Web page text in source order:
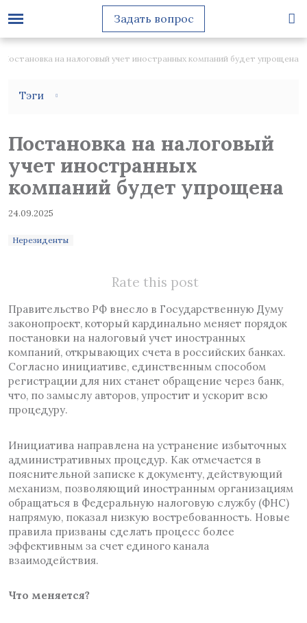
Задать вопрос
Постановка на налоговый учет иностранных компаний будет упрощена
Постановка на налоговый
учет иностранных
компаний будет упрощена
24.09.2025
Нерезиденты
Rate this post
Правительство РФ внесло в Государственную Думу
законопроект, который кардинально меняет порядок
постановки на налоговый учет иностранных
компаний, открывающих счета в российских банках.
Согласно инициативе, единственным способом
регистрации для них станет обращение через банк,
что, по замыслу авторов, упростит и ускорит всю
процедуру.
Инициатива направлена на устранение избыточных
административных процедур. Как отмечается в
пояснительной записке к документу, действующий
механизм, позволяющий иностранным организациям
обращаться в Федеральную налоговую службу (ФНС)
напрямую, показал низкую востребованность. Новые
правила призваны сделать процесс более
эффективным за счет единого канала
взаимодействия.
Что меняется?
Тэги